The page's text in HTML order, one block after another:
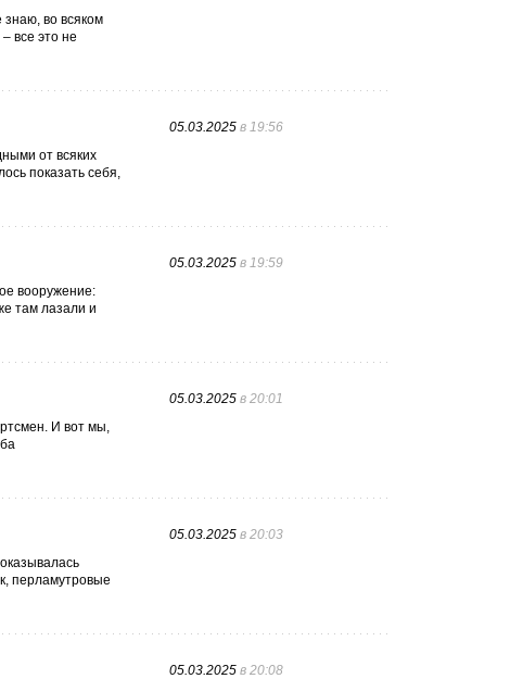
знаю, во всяком
все это не
от всяких
показать себя,
05.03.2025 в 19:56
вооружение:
там лазали и
05.03.2025 в 19:59
И вот мы,
05.03.2025 в 20:01
перламутровые
05.03.2025 в 20:03
05.03.2025 в 20:08